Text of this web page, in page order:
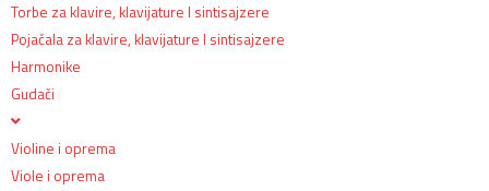
Torbe za klavire, klavijature I sintisajzere
Pojačala za klavire, klavijature I sintisajzere
Harmonike
Gudači
Violine i oprema
Viole i oprema